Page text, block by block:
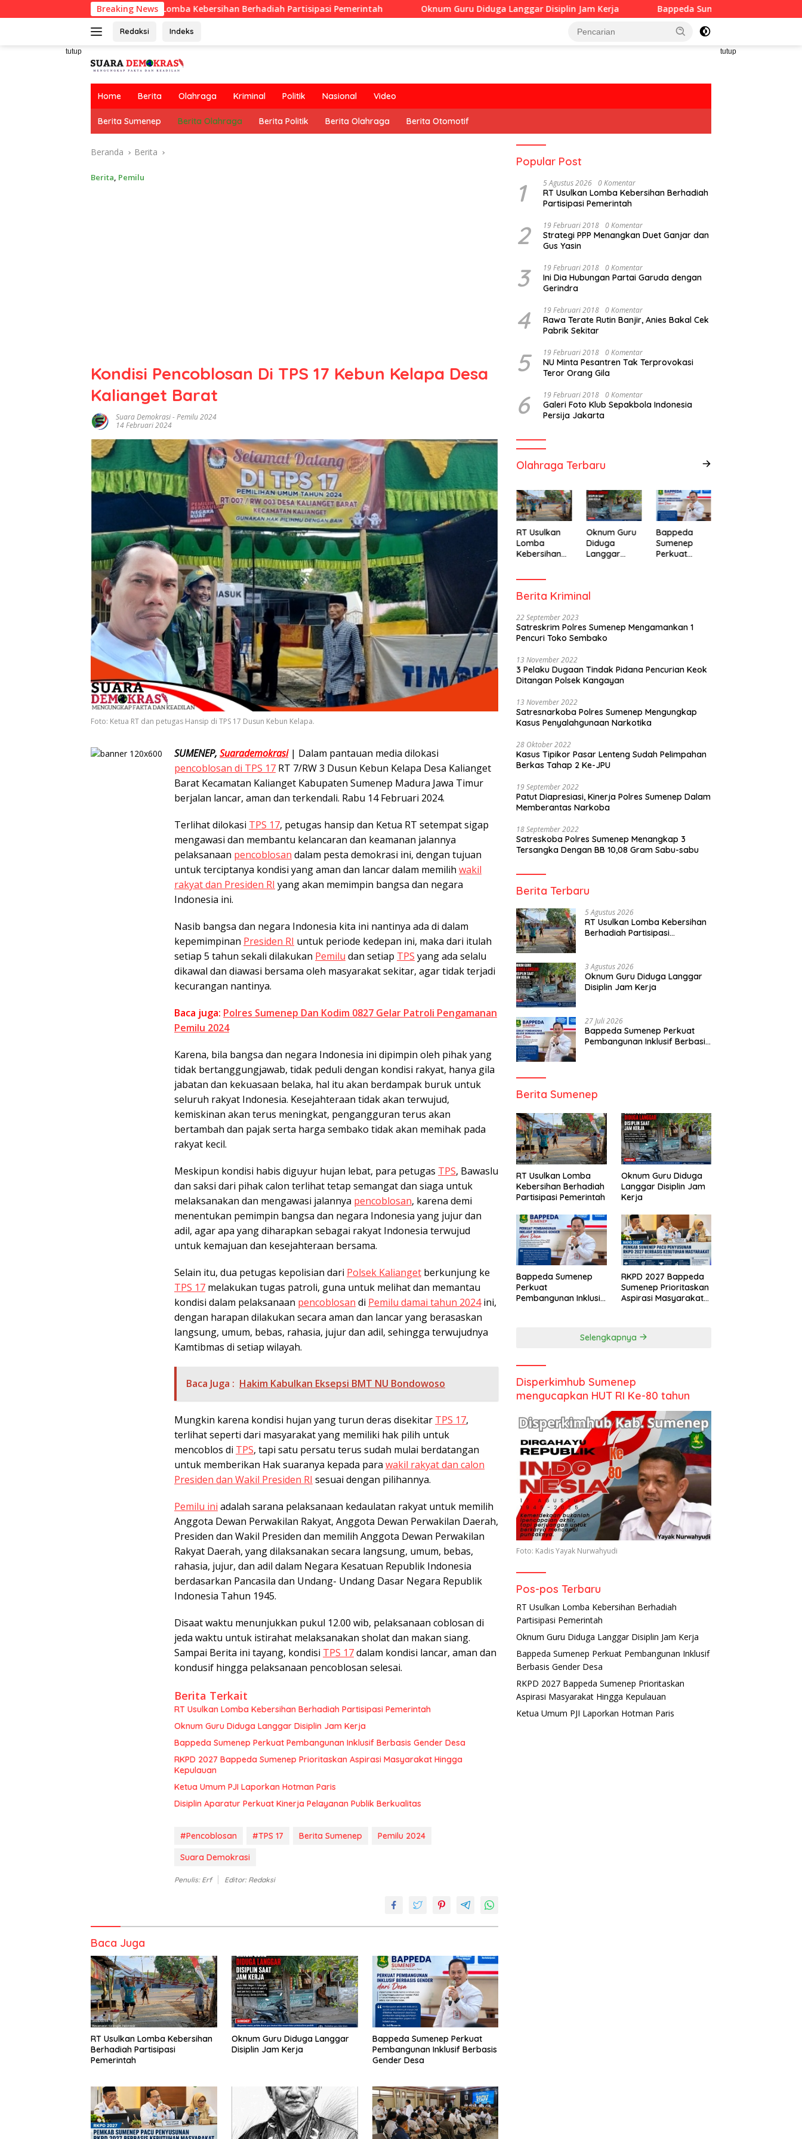
ke
Breaking News
RT Usulkan Lomba Kebersihan Berhadiah Partisipasi Pemerintah Oknum Guru Diduga Langgar Disiplin Jam Kerja Bappeda Sumenep Perkuat Pembangunan
Redaksi Indeks
tutup tutup
Home Berita Olahraga Kriminal Politik Nasional Video
Berita Sumenep Berita Olahraga Berita Politik Berita Olahraga Berita Otomotif
Beranda Berita
Berita, Pemilu
Kondisi Pencoblosan Di TPS 17 Kebun Kelapa Desa
Kalianget Barat
Suara Demokrasi-Pemilu 2024
14 Februari 2024
Foto: Ketua RT dan petugas Hansip di TPS 17 Dusun Kebun Kelapa.
SUMENEP, Suarademokrasi| Dalam pantauan media dilokasi
pencoblosan di TPS 17 RT 7/RW 3 Dusun Kebun Kelapa Desa Kalianget
Barat Kecamatan Kalianget Kabupaten Sumenep Madura Jawa Timur
berjalan lancar, aman dan terkendali. Rabu 14 Februari 2024.
Terlihat dilokasi TPS 17, petugas hansip dan Ketua RT setempat sigap
mengawasi dan membantu kelancaran dan keamanan jalannya
pelaksanaan pencoblosan dalam pesta demokrasi ini, dengan tujuan
untuk terciptanya kondisi yang aman dan lancar dalam memilih wakil
rakyat dan Presiden RI yang akan memimpin bangsa dan negara
Indonesia ini.
Nasib bangsa dan negara Indonesia kita ini nantinya ada di dalam
kepemimpinan Presiden RI untuk periode kedepan ini, maka dari itulah
setiap 5 tahun sekali dilakukan Pemilu dan setiap TPS yang ada selalu
dikawal dan diawasi bersama oleh masyarakat sekitar, agar tidak terjadi
kecurangan nantinya.
Baca juga: Polres Sumenep Dan Kodim 0827 Gelar Patroli Pengamanan
Pemilu 2024
Karena, bila bangsa dan negara Indonesia ini dipimpin oleh pihak yang
tidak bertanggungjawab, tidak peduli dengan kondisi rakyat, hanya gila
jabatan dan kekuasaan belaka, hal itu akan berdampak buruk untuk
seluruh rakyat Indonesia. Kesejahteraan tidak akan terwujud,
kemiskinan akan terus meningkat, pengangguran terus akan
bertambah dan pajak serta harga sembako tidak akan memihak pada
rakyat kecil.
Meskipun kondisi habis diguyur hujan lebat, para petugas TPS, Bawaslu
dan saksi dari pihak calon terlihat tetap semangat dan siaga untuk
melaksanakan dan mengawasi jalannya pencoblosan, karena demi
menentukan pemimpin bangsa dan negara Indonesia yang jujur dan
adil, agar apa yang diharapkan sebagai rakyat Indonesia terwujud
untuk kemajuan dan kesejahteraan bersama.
Selain itu, dua petugas kepolisian dari Polsek Kalianget berkunjung ke
TPS 17 melakukan tugas patroli, guna untuk melihat dan memantau
kondisi dalam pelaksanaan pencoblosan di Pemilu damai tahun 2024ini,
dengan harapan dilakukan secara aman dan lancar yang berasaskan
langsung, umum, bebas, rahasia, jujur dan adil, sehingga terwujudnya
Kamtibmas di setiap wilayah.
Baca Juga : Hakim Kabulkan Eksepsi BMT NU Bondowoso
Mungkin karena kondisi hujan yang turun deras disekitar TPS 17,
terlihat seperti dari masyarakat yang memiliki hak pilih untuk
mencoblos di TPS, tapi satu persatu terus sudah mulai berdatangan
untuk memberikan Hak suaranya kepada para wakil rakyat dan calon
Presiden dan Wakil Presiden RI sesuai dengan pilihannya.
Pemilu ini adalah sarana pelaksanaan kedaulatan rakyat untuk memilih
Anggota Dewan Perwakilan Rakyat, Anggota Dewan Perwakilan Daerah,
Presiden dan Wakil Presiden dan memilih Anggota Dewan Perwakilan
Rakyat Daerah, yang dilaksanakan secara langsung, umum, bebas,
rahasia, jujur, dan adil dalam Negara Kesatuan Republik Indonesia
berdasarkan Pancasila dan Undang- Undang Dasar Negara Republik
Indonesia Tahun 1945.
Disaat waktu menunjukkan pukul 12.00 wib, pelaksanaan coblosan di
jeda waktu untuk istirahat melaksanakan sholat dan makan siang.
Sampai Berita ini tayang, kondisi TPS 17dalam kondisi lancar, aman dan
kondusif hingga pelaksanaan pencoblosan selesai.
Berita Terkait
RT Usulkan Lomba Kebersihan Berhadiah Partisipasi Pemerintah
Oknum Guru Diduga Langgar Disiplin Jam Kerja
Bappeda Sumenep Perkuat Pembangunan Inklusif Berbasis Gender Desa
RKPD 2027 Bappeda Sumenep Prioritaskan Aspirasi Masyarakat Hingga
Kepulauan
Ketua Umum PJI Laporkan Hotman Paris
Disiplin Aparatur Perkuat Kinerja Pelayanan Publik Berkualitas
#Pencoblosan #TPS 17 Berita Sumenep
Pemilu 2024
Suara Demokrasi
Penulis: Erf Editor: Redaksi
Baca Juga
RT Usulkan Lomba Kebersihan
Berhadiah Partisipasi
Pemerintah
Oknum Guru Diduga Langgar
Disiplin Jam Kerja
Bappeda Sumenep Perkuat
Pembangunan Inklusif Berbasis
Gender Desa
Popular Post
1 5 Agustus 2026 0 Komentar
RT Usulkan Lomba Kebersihan Berhadiah
Partisipasi Pemerintah
2 19 Februari 2018 0 Komentar
Strategi PPP Menangkan Duet Ganjar dan
Gus Yasin
3 19 Februari 2018 0 Komentar
Ini Dia Hubungan Partai Garuda dengan
Gerindra
4 19 Februari 2018 0 Komentar
Rawa Terate Rutin Banjir, Anies Bakal Cek
Pabrik Sekitar
5 19 Februari 2018 0 Komentar
NU Minta Pesantren Tak Terprovokasi
Teror Orang Gila
6 19 Februari 2018 0 Komentar
Galeri Foto Klub Sepakbola Indonesia
Persija Jakarta
Olahraga Terbaru
RT Usulkan
Lomba
Kebersihan
Oknum Guru
Diduga
Langgar
Bappeda
Sumenep
Perkuat
Berita Kriminal
22 September 2023
Satreskrim Polres Sumenep Mengamankan 1
Pencuri Toko Sembako
13 November 2022
3 Pelaku Dugaan Tindak Pidana Pencurian Keok
Ditangan Polsek Kangayan
13 November 2022
Satresnarkoba Polres Sumenep Mengungkap
Kasus Penyalahgunaan Narkotika
28 Oktober 2022
Kasus Tipikor Pasar Lenteng Sudah Pelimpahan
Berkas Tahap 2 Ke-JPU
19 September 2022
Patut Diapresiasi, Kinerja Polres Sumenep Dalam
Memberantas Narkoba
18 September 2022
Satreskoba Polres Sumenep Menangkap 3
Tersangka Dengan BB 10,08 Gram Sabu-sabu
Berita Terbaru
5 Agustus 2026
RT Usulkan Lomba Kebersihan
Berhadiah Partisipasi
3 Agustus 2026
Oknum Guru Diduga Langgar
Disiplin Jam Kerja
27 Juli 2026
Bappeda Sumenep Perkuat
Pembangunan Inklusif Berbasis
Berita Sumenep
RT Usulkan Lomba
Kebersihan Berhadiah
Partisipasi Pemerintah
Oknum Guru Diduga
Langgar Disiplin Jam
Kerja
Bappeda Sumenep
Perkuat
Pembangunan Inklusif
RKPD 2027 Bappeda
Sumenep Prioritaskan
Aspirasi Masyarakat
Selengkapnya
Disperkimhub Sumenep
mengucapkan HUT RI Ke-80 tahun
Foto: Kadis Yayak Nurwahyudi
Pos-pos Terbaru
RT Usulkan Lomba Kebersihan Berhadiah
Partisipasi Pemerintah
Oknum Guru Diduga Langgar Disiplin Jam Kerja
Bappeda Sumenep Perkuat Pembangunan Inklusif
Berbasis Gender Desa
RKPD 2027 Bappeda Sumenep Prioritaskan
Aspirasi Masyarakat Hingga Kepulauan
Ketua Umum PJI Laporkan Hotman Paris